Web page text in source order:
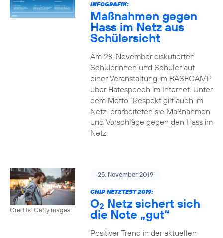
INFOGRAFIK:
Maßnahmen gegen
Hass im Netz aus
Schülersicht
Am 28. November diskutierten
Schülerinnen und Schüler auf
einer Veranstaltung im BASECAMP
über Hatespeech im Internet. Unter
dem Motto “Respekt gilt auch im
Netz” erarbeiteten sie Maßnahmen
und Vorschläge gegen den Hass im
Netz.
Credits: Gettyimages
25. November 2019
CHIP NETZTEST 2019:
O2 Netz sichert sich
die Note „gut“
Positiver Trend in der aktuellen